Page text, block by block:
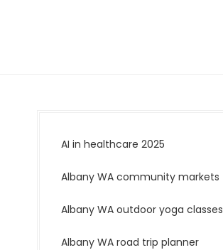
AI in healthcare 2025
Albany WA community markets
Albany WA outdoor yoga classes
Albany WA road trip planner